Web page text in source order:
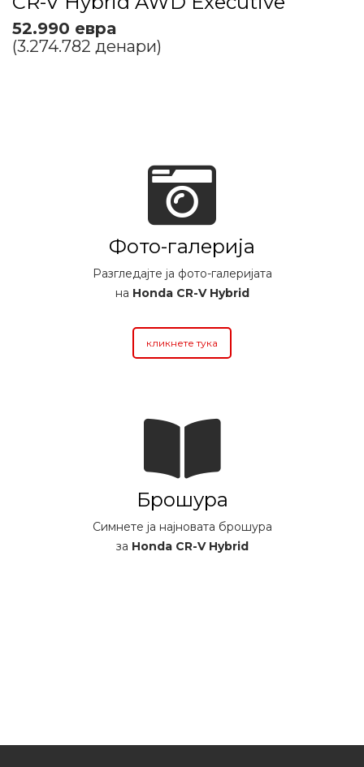
52.990 евра
(3.274.782 денари)
Фото-галерија
Разгледајте ја фото-галеријата
на Honda CR-V Hybrid
кликнете тука
Брошура
Симнете ја најновата брошура
за Honda CR-V Hybrid